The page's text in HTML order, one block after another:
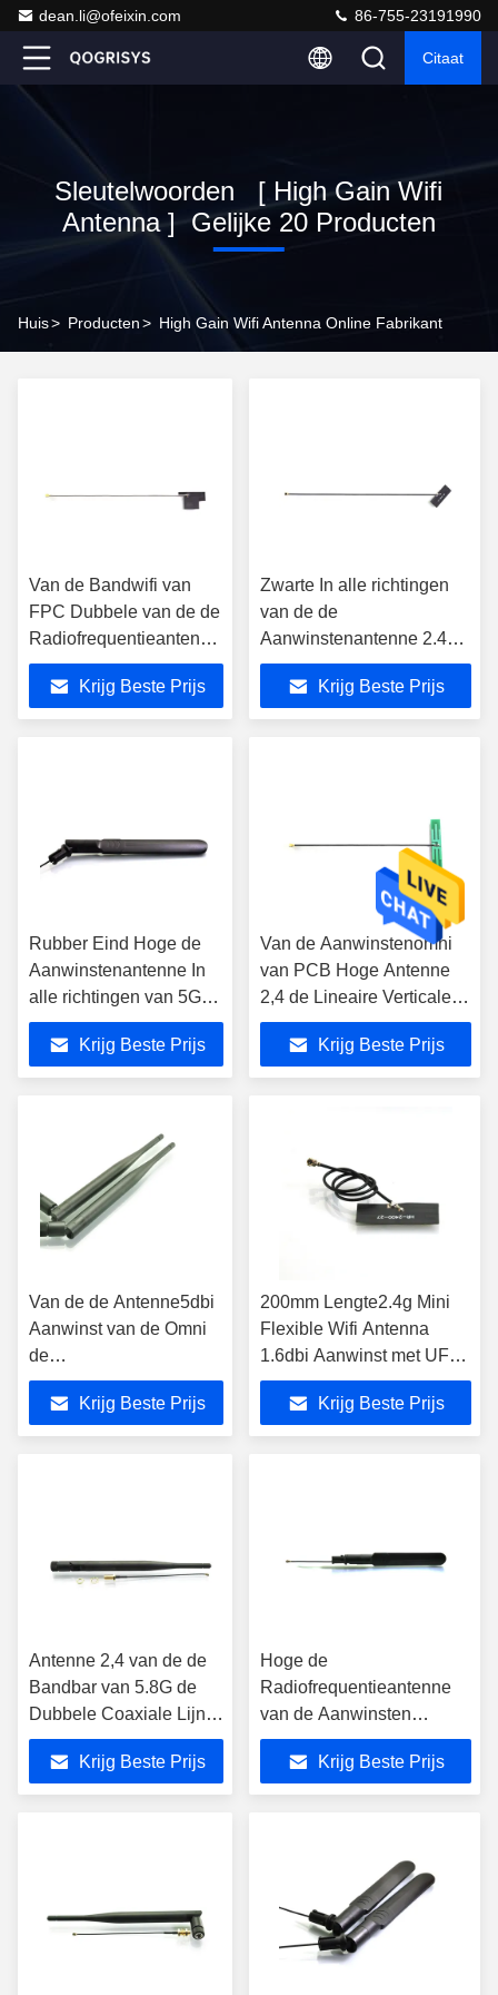
dean.li@ofeixin.com 86-755-23191990
Citaat
Sleutelwoorden [ High Gain Wifi
Antenna ] Gelijke 20 Producten
Huis> Producten> High Gain Wifi Antenna Online Fabrikant
Van de Bandwifi van
FPC Dubbele van de de
Radiofrequentieantenne
van de Aanwinstenwifi
Hoge de Antenne
Zwarte Kleur
Krijg Beste Prijs
Zwarte In alle richtingen
van de de
Aanwinstenantenne 2.4G
van WIFI bouwde de
Interne Hoge WiFi IPEX in
Krijg Beste Prijs
Rubber Eind Hoge de
Aanwinstenantenne In
alle richtingen van 5G
5dBi
Krijg Beste Prijs
Van de Aanwinstenomni
van PCB Hoge Antenne
2,4 de Lineaire Verticale
Polarisatie van 5.8G voor
IOT-Apparaten
Krijg Beste Prijs
Van de de Antenne5dbi
Aanwinst van de Omni
de
Richtingradiofrequentie
Rubber Vouwbare Bar
SMA van WiFi
Krijg Beste Prijs
200mm Lengte2.4g Mini
Flexible Wifi Antenna
1.6dbi Aanwinst met UFL-
Schakelaar
Krijg Beste Prijs
Antenne 2,4 van de de
Bandbar van 5.8G de
Dubbele Coaxiale Lijn
3dbi van Wifi van de
MESSINGSradiator
Externe
Krijg Beste Prijs
Hoge de
Radiofrequentieantenne
van de Aanwinsten
Rubber5g 5DBi IPEX
SchakelaarKrijg Beste Prijs